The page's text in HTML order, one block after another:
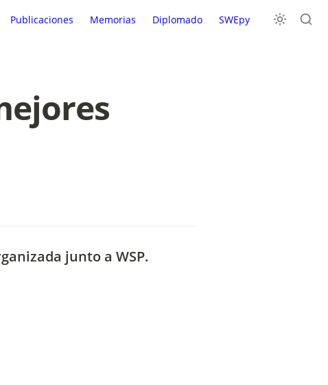
Publicaciones Memorias Diplomado SWEpy
junto a WSP.